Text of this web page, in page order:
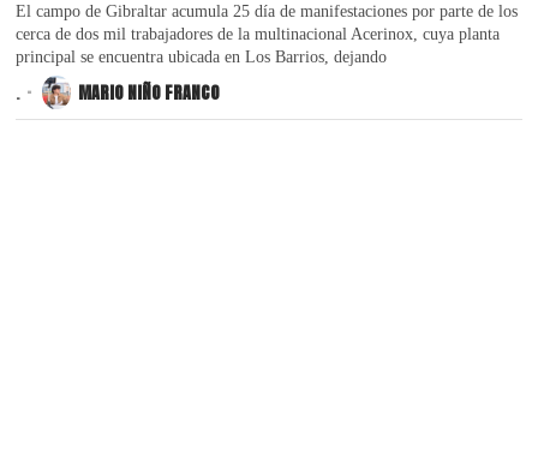
El campo de Gibraltar acumula 25 día de manifestaciones por parte de los
cerca de dos mil trabajadores de la multinacional Acerinox, cuya planta
principal se encuentra ubicada en Los Barrios, dejando
. MARIO NIÑO FRANCO